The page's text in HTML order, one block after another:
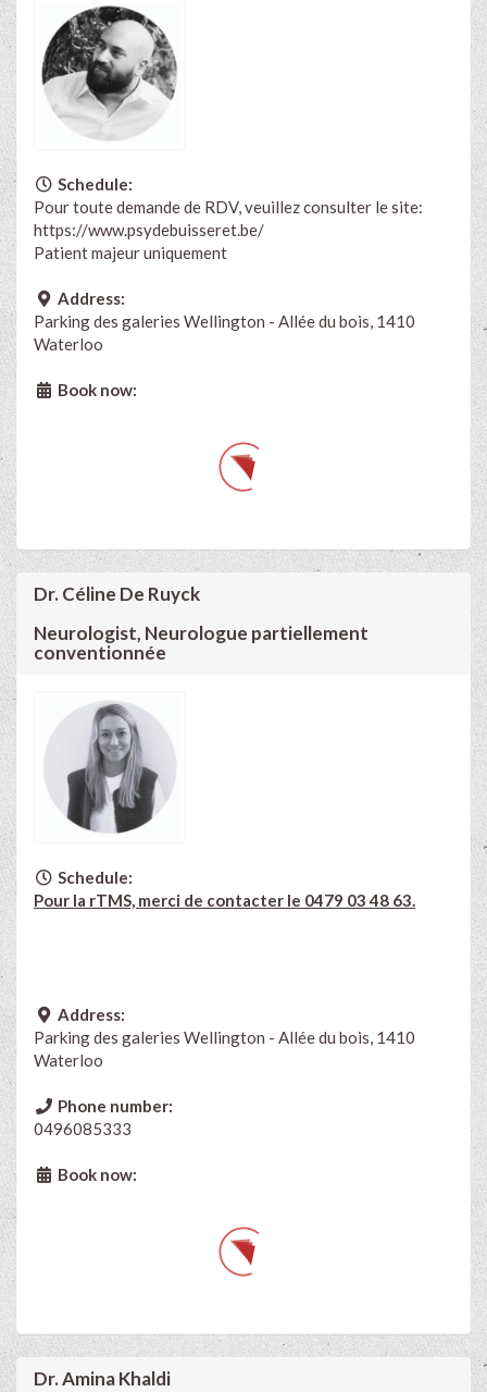
Schedule:
Pour toute demande de RDV, veuillez consulter le site:
https://www.psydebuisseret.be/
Patient majeur uniquement
Address:
Parking des galeries Wellington - Allée du bois, 1410
Waterloo
Book now:
Dr. Céline De Ruyck
Neurologist, Neurologue partiellement
conventionnée
Schedule:
Pour la rTMS, merci de contacter le 0479 03 48 63.
Address:
Parking des galeries Wellington - Allée du bois, 1410
Waterloo
Phone number:
0496085333
Book now:
Dr. Amina Khaldi